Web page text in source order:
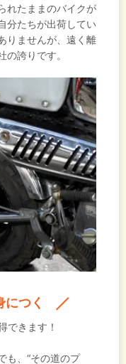
れたままのバイクが
分たちが出荷してい
りませんが、遠く離
誇りです。
つく
できます！
も、“その道のプ